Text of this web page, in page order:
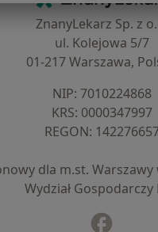
ZnanyLekarz Sp. z
ul. Kolejowa 5/7
01-217 Warszawa,
NIP: ⁠7010224868
KRS: ⁠0000347997
REGON:
dla m.st. Warszawy
Wydział Gospodarczy